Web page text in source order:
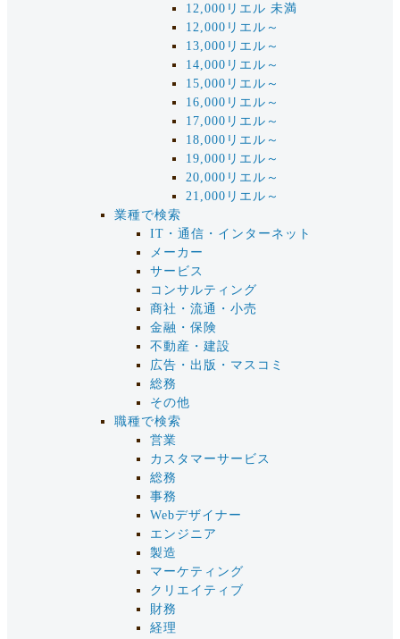
12,000リエル 未満
12,000リエル～
13,000リエル～
14,000リエル～
15,000リエル～
16,000リエル～
17,000リエル～
18,000リエル～
19,000リエル～
20,000リエル～
21,000リエル～
業種で検索
IT・通信・インターネット
メーカー
サービス
コンサルティング
商社・流通・小売
金融・保険
不動産・建設
広告・出版・マスコミ
総務
その他
職種で検索
営業
カスタマーサービス
総務
事務
Webデザイナー
エンジニア
製造
マーケティング
クリエイティブ
財務
経理